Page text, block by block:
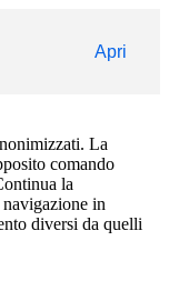
Apri
La
comando
la
in
diversi da quelli